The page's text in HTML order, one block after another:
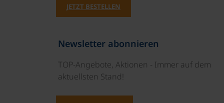
JETZT BESTELLEN
Newsletter abonnieren
TOP-Angebote, Aktionen - Immer auf dem
aktuellsten Stand!